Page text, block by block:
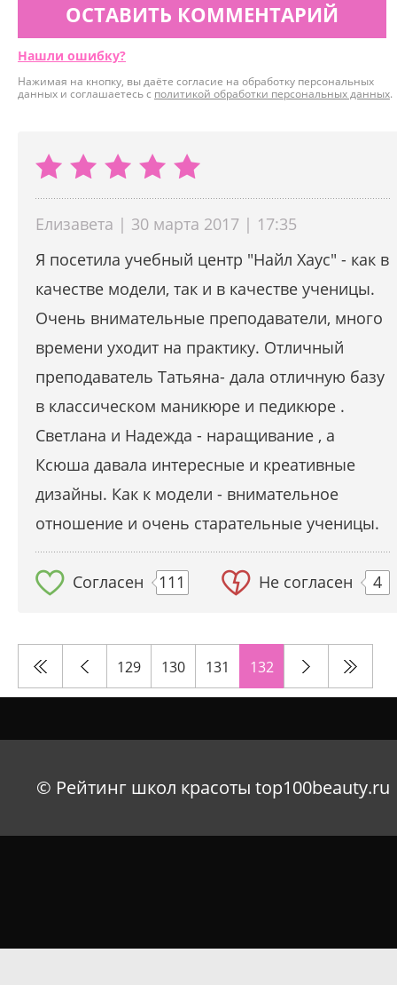
ОСТАВИТЬ КОММЕНТАРИЙ
Нашли ошибку?
Нажимая на кнопку, вы даёте согласие на обработку персональных
данных и соглашаетесь с политикой обработки персональных данных.
Елизавета | 30 марта 2017 | 17:35
Я посетила учебный центр "Найл Хаус" - как в
качестве модели, так и в качестве ученицы.
Очень внимательные преподаватели, много
времени уходит на практику. Отличный
преподаватель Татьяна- дала отличную базу
в классическом маникюре и педикюре .
Светлана и Надежда - наращивание , а
Ксюша давала интересные и креативные
дизайны. Как к модели - внимательное
отношение и очень старательные ученицы.
Согласен 111 Не согласен 4
129 130 131 132
© Рейтинг школ красоты top100beauty.ru